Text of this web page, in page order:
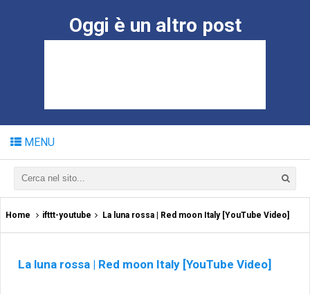
Oggi è un altro post
MENU
Home ifttt-youtube La luna rossa | Red moon Italy [YouTube Video]
La luna rossa | Red moon Italy [YouTube Video]